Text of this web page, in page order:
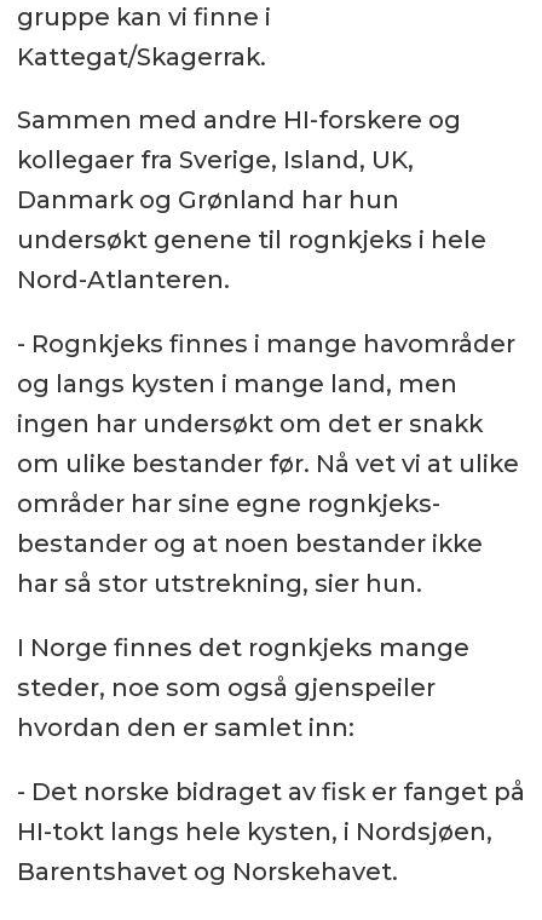
gruppe kan vi finne i
Kattegat/Skagerrak.
Sammen med andre HI-forskere og
kollegaer fra Sverige, Island, UK,
Danmark og Grønland har hun
undersøkt genene til rognkjeks i hele
Nord-Atlanteren.
- Rognkjeks finnes i mange havområder
og langs kysten i mange land, men
ingen har undersøkt om det er snakk
om ulike bestander før. Nå vet vi at ulike
områder har sine egne rognkjeks-
bestander og at noen bestander ikke
har så stor utstrekning, sier hun.
I Norge finnes det rognkjeks mange
steder, noe som også gjenspeiler
hvordan den er samlet inn:
- Det norske bidraget av fisk er fanget på
HI-tokt langs hele kysten, i Nordsjøen,
Barentshavet og Norskehavet.